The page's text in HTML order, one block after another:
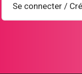
Se connecter /